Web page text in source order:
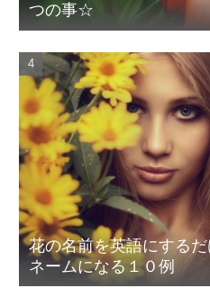
つの事☆
花の名前を英語にする
ネームになる１０例